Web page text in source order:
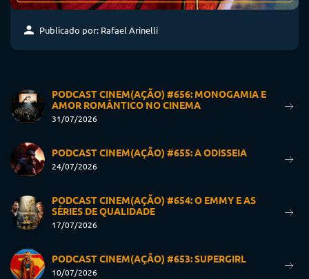
Publicado por: Rafael Arinelli
PODCAST CINEM(AÇÃO) #656: MONOGAMIA E
AMOR ROMÂNTICO NO CINEMA
31/07/2026
PODCAST CINEM(AÇÃO) #655: A ODISSEIA
24/07/2026
PODCAST CINEM(AÇÃO) #654: O EMMY E AS
SÉRIES DE QUALIDADE
17/07/2026
PODCAST CINEM(AÇÃO) #653: SUPERGIRL
10/07/2026